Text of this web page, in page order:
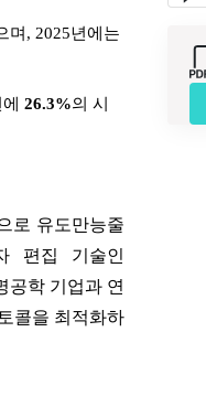
며, 2025년에는
26.3%의 시
로 유도만능줄
편집 기술인
공학 기업과 연
콜을 최적화하